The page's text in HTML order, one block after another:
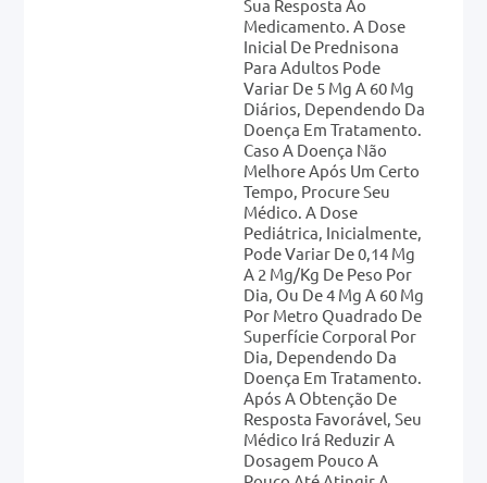
Sua Resposta Ao
Medicamento. A Dose
Inicial De Prednisona
Para Adultos Pode
Variar De 5 Mg A 60 Mg
Diários, Dependendo Da
Doença Em Tratamento.
Caso A Doença Não
Melhore Após Um Certo
Tempo, Procure Seu
Médico. A Dose
Pediátrica, Inicialmente,
Pode Variar De 0,14 Mg
A 2 Mg/kg De Peso Por
Dia, Ou De 4 Mg A 60 Mg
Por Metro Quadrado De
Superfície Corporal Por
Dia, Dependendo Da
Doença Em Tratamento.
Após A Obtenção De
Resposta Favorável, Seu
Médico Irá Reduzir A
Dosagem Pouco A